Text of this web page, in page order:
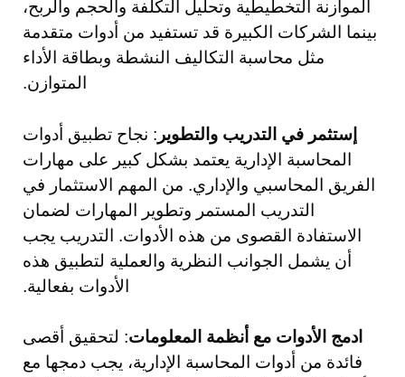
الموازنة التخطيطية وتحليل التكلفة والحجم والربح،
بينما الشركات الكبيرة قد تستفيد من أدوات متقدمة
مثل محاسبة التكاليف النشطة وبطاقة الأداء
المتوازن.
إستثمر في التدريب والتطوير : نجاح تطبيق أدوات
المحاسبة الإدارية يعتمد بشكل كبير على مهارات
الفريق المحاسبي والإداري. من المهم الاستثمار في
التدريب المستمر وتطوير المهارات لضمان
الاستفادة القصوى من هذه الأدوات. التدريب يجب
أن يشمل الجوانب النظرية والعملية لتطبيق هذه
الأدوات بفعالية.
ادمج الأدوات مع أنظمة المعلومات: لتحقيق أقصى
فائدة من أدوات المحاسبة الإدارية، يجب دمجها مع